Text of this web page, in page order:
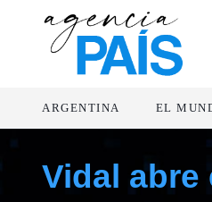
ARGENTINA EL
Vidal abre